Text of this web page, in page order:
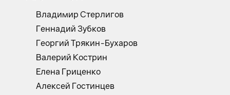
Владимир Стерлигов
Геннадий Зубков
Георгий Трякин-Бухаров
Валерий Кострин
Елена Гриценко
Алексей Гостинцев